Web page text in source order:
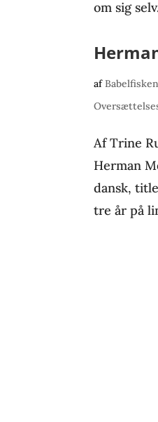
om sig
af
Af Trine
Herman
dansk,
tre år på